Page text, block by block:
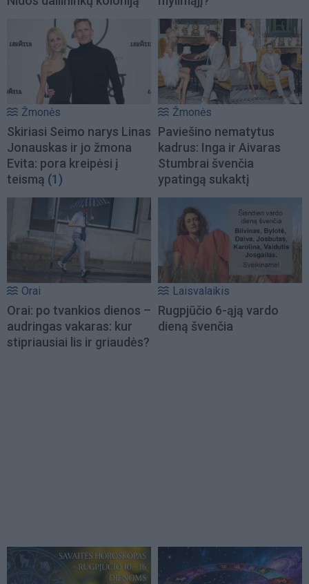
Žmonės
Skiriasi Seimo narys Linas
Jonauskas ir jo žmona
Evita: pora kreipėsi į
teismą (1)
Žmonės
Paviešino nematytus
kadrus: Inga ir Aivaras
Stumbrai švenčia
ypatingą sukaktį
Orai
Orai: po tvankios dienos –
audringas vakaras: kur
stipriausiai lis ir griaudės?
Laisvalaikis
Rugpjūčio 6-ąją vardo
dieną švenčia